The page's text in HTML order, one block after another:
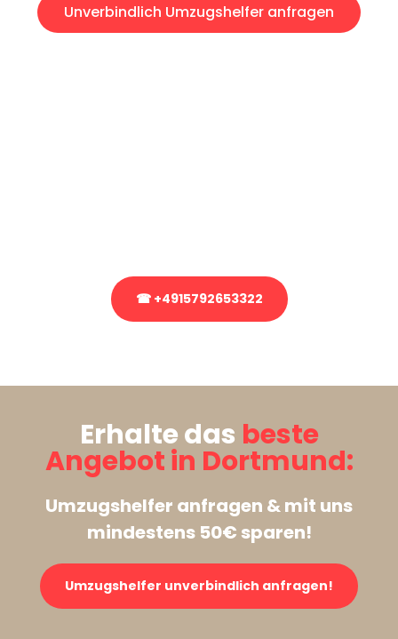
Unverbindlich Umzugshelfer anfragen
☎ +4915792653322
Erhalte das beste
Angebot in Dortmund:
Umzugshelfer anfragen & mit uns
mindestens 50€ sparen!
Umzugshelfer unverbindlich anfragen!